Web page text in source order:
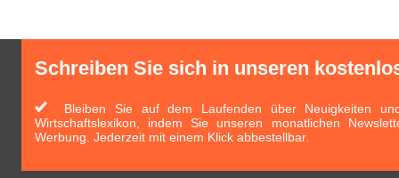
Schreiben Sie sich in unseren
Bleiben Sie auf dem Laufenden über Neuigkeiten
Wirtschaftslexikon, indem Sie unseren monatlichen
Werbung. Jederzeit mit einem Klick abbestellbar.